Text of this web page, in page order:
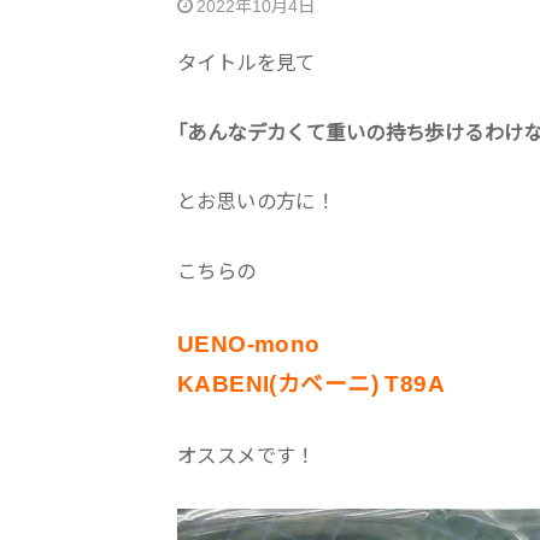
2022年10月4日
タイトルを見て
｢あんなデカくて重いの持ち歩けるわけ
とお思いの方に！
こちらの
UENO-mono
KABENI(カベーニ) T89A
オススメです！